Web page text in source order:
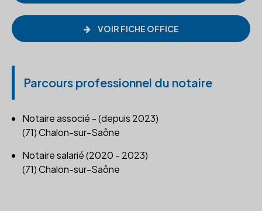
VOIR FICHE OFFICE
Parcours professionnel du notaire
Notaire associé - (depuis 2023)
(71) Chalon-sur-Saône
Notaire salarié (2020 - 2023)
(71) Chalon-sur-Saône